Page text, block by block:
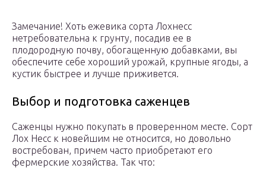
Замечание! Хоть ежевика сорта Лохнесс
нетребовательна к грунту, посадив ее в
плодородную почву, обогащенную добавками, вы
обеспечите себе хороший урожай, крупные ягоды, а
кустик быстрее и лучше приживется.
Выбор и подготовка саженцев
Саженцы нужно покупать в проверенном месте. Сорт
Лох Несс к новейшим не относится, но довольно
востребован, причем часто приобретают его
фермерские хозяйства. Так что: